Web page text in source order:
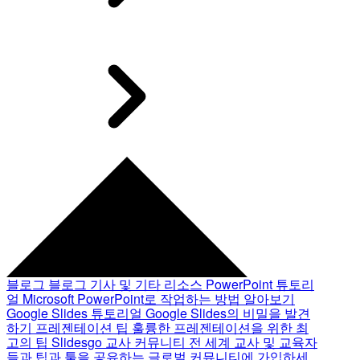
블로그 블로그 기사 및 기타 리소스 PowerPoint 튜토리
얼 Microsoft PowerPoint로 작업하는 방법 알아보기
Google Slides 튜토리얼 Google Slides의 비밀을 발견
하기 프레젠테이션 팁 훌륭한 프레젠테이션을 위한 최
고의 팁 Slidesgo 교사 커뮤니티 전 세계 교사 및 교육자